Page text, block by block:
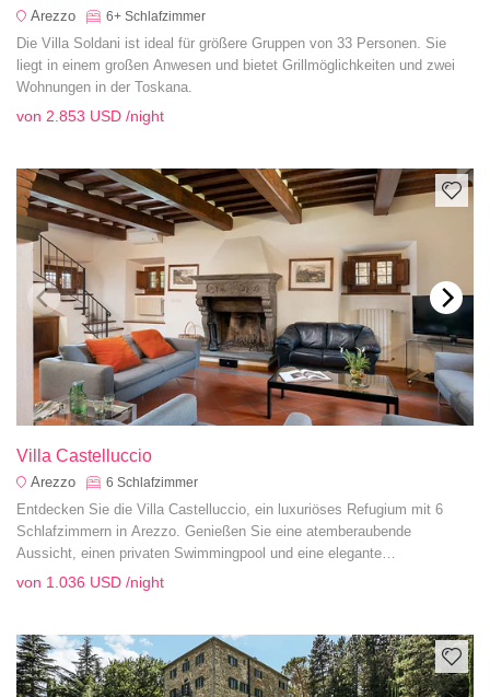
Arezzo 6+ Schlafzimmer
Die Villa Soldani ist ideal für größere Gruppen von 33 Personen. Sie
liegt in einem großen Anwesen und bietet Grillmöglichkeiten und zwei
Wohnungen in der Toskana.
von 2.853 USD /night
Villa Castelluccio
Arezzo 6 Schlafzimmer
Entdecken Sie die Villa Castelluccio, ein luxuriöses Refugium mit 6
Schlafzimmern in Arezzo. Genießen Sie eine atemberaubende
Aussicht, einen privaten Swimmingpool und eine elegante
Inneneinrichtung, alles inmitten der bezaubernden Landschaft der
von 1.036 USD /night